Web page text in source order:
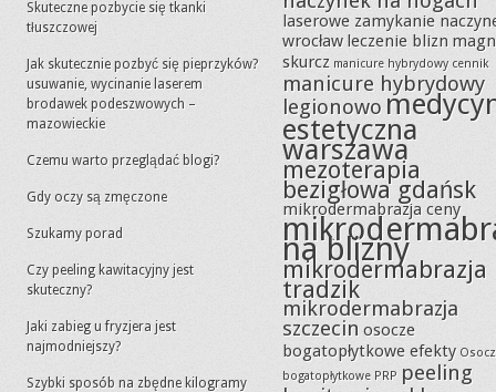
Skuteczne pozbycie się tkanki
tłuszczowej
Jak skutecznie pozbyć się pieprzyków?
usuwanie, wycinanie laserem
brodawek podeszwowych –
mazowieckie
Czemu warto przeglądać blogi?
Gdy oczy są zmęczone
Szukamy porad
Czy peeling kawitacyjny jest
skuteczny?
Jaki zabieg u fryzjera jest
najmodniejszy?
Szybki sposób na zbędne kilogramy
laserowe zamykanie
wrocław leczenie blizn
skurcz manicure hybrydowy cennik
manicure hybrydowy
legionowo
estetyczna
warszawa
mezoterapia
bezigłowa gdańsk
mikrodermabrazja ceny
na blizny
mikrodermabrazja
tradzik
mikrodermabrazja
szczecin osocze
bogatopłytkowe efekty
bogatopłytkowe PRP peeling